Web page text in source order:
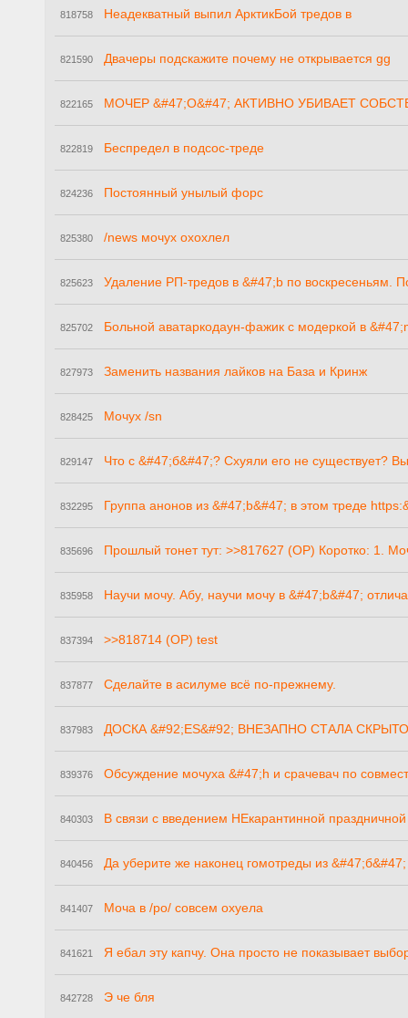
818758 Неадекватный выпил АрктикБой тредов в
821590 Двачеры подскажите почему не открывается gg
822165 МОЧЕР &#47;O&#47; АКТИВНО УБИВАЕТ
822819 Беспредел в подсос-треде
824236 Постоянный унылый форс
825380 /news мочух охохлел
825623 Удаление РП-тредов в &#47;b по воскресеньям.
825702 Больной аватаркодаун-фажик с модеркой в
827973 Заменить названия лайков на База и Кринж
828425 Мочух /sn
829147 Что с &#47;б&#47;? Схуяли его не существует?
832295 Группа анонов из &#47;b&#47; в этом треде
835696 Прошлый тонет тут: >>817627 (OP) Коротко: 1.
835958 Научи мочу. Абу, научи мочу в &#47;b&#47;
837394 >>818714 (OP) test
837877 Сделайте в асилуме всё по-прежнему.
837983 ДОСКА &#92;ES&#92; ВНЕЗАПНО СТАЛА
839376 Обсуждение мочуха &#47;h и срачевач по
840303 В связи с введением НЕкарантинной праздничной
840456 Да уберите же наконец гомотреды из
841407 Моча в /po/ совсем охуела
841621 Я ебал эту капчу. Она просто не показывает
842728 Э че бля